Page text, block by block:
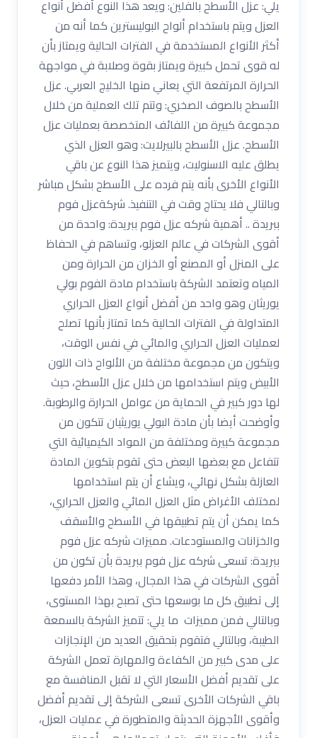
يلي: عزل الأسطح بالفلين: ويعد هذا النوع أفضل أنواع
العزل ويتم باستخدام ألواح البوليسترين كما أنه من
أكثر الأنواع المستخدمة في الفترات الحالية ويمتاز بأن
له قوى تحمل كبيرة ويمتاز بقوة وصلابة في مواجهة
الحرارة المرتفعة التي يعاني منها الخليج العربي. عزل
الأسطح بالصوف الصخري: وتتم تلك العملية من خلال
مجموعة كبيرة من اللفائف المتخصصة بعمليات عزل
الأسطح. عزل الأسطح بالبيرلايت: وهو العزل الذي
يطلق عليه الاسنوليت، ويتميز هذا النوع عن باقي
الأنواع الأخرى بأنه يتم فرده على الأسطح بشكل مباشر
وبالتالي فلا يحتاج وقت في التنفيذ. شركةعزل فوم
ببريدة .. أهمية شركه عزل فوم ببريدة: واحدة من
أقوى الشركات في عالم العزلو، وتساهم في الحفاظ
على المنزل أو المصنع أو الخزان من الحرارة ومن
المياه وتعتمد الشركة باستخدام مادة الفوم بولي
يوريثان وهو واحد من أفضل أنواع العزل الحراري
المتداولة في الفترات الحالية كما تمتاز بأنها تصلح
لعمليات العزل الحراري والمائي في نفس الوقت،
ويتكون من مجموعة مختلفة من الألواح ذات اللون
الأبيض ويتم استخدامها من خلال عزل الأسطح، حيث
لها دور كبير في الحماية من عوامل الحرارة والرطوبة.
وأوضحت أيضا بأن مادة البولي يوريثيان تتكون من
مجموعة كبيرة ومختلفة من المواد الكيميائية التي
تتفاعل مع بعضها البعض حتى تقوم بتكوين المادة
العازلة بشكل نهائي، ويشاع أن يتم استخدامها
لمختلف الأغراض مثل العزل المائي والعزل الحراري،
كما يمكن أن يتم تطبيقها في الأسطح والأسقف
والخزانات والمستودعات. مميزات شركه عزل فوم
ببريدة: تسعى شركه عزل فوم ببريدة بأن تكون من
أقوى الشركات في هذا المجال، وهذا الأمر دفعها
إلى تطبيق كل ما بوسعها حتى تصبح بهذا المستوى،
وبالتالي فمن مميزات ما يلي: تتميز الشركة بالسمعة
الطيبة، وبالتالي فتقوم بتحقيق العديد من الإنجازات
على مدى كبير من الكفاءة والمهارة تعمل الشركة
على تقديم أفضل الأسعار التي لا تقبل المنافسة مع
باقي الشركات الأخرى تسعى الشركة إلى تقديم أفضل
وأقوى الأجهزة الحديثة والمتطورة في عمليات العزل،